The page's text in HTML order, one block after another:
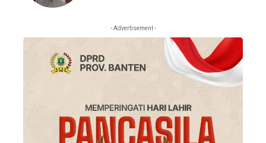
- Advertisement -